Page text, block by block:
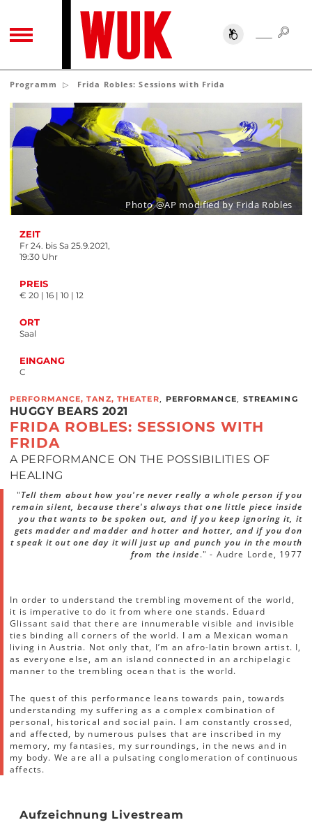
TOGGLE NAVIGATION SUCHE
Programm Frida Robles: Sessions with Frida
ZEIT
Fr 24. bis Sa 25.9.2021,
19:30 Uhr
PREIS
€ 20 | 16 | 10 | 12
ORT
Saal
EINGANG
C
Photo @AP modified by Frida Robles
PERFORMANCE, TANZ, THEATER, PERFORMANCE, STREAMING
HUGGY BEARS 2021
FRIDA ROBLES: SESSIONS WITH
FRIDA
A PERFORMANCE ON THE POSSIBILITIES OF
HEALING
"Tell them about how you're never really a whole person if you
remain silent, because there's always that one little piece inside
you that wants to be spoken out, and if you keep ignoring it, it
gets madder and madder and hotter and hotter, and if you don
t speak it out one day it will just up and punch you in the mouth
from the inside." - Audre Lorde, 1977
In order to understand the trembling movement of the world,
it is imperative to do it from where one stands. Eduard
Glissant said that there are innumerable visible and invisible
ties binding all corners of the world. I am a Mexican woman
living in Austria. Not only that, I’m an afro-latin brown artist. I,
as everyone else, am an island connected in an archipelagic
manner to the trembling ocean that is the world.
The quest of this performance leans towards pain, towards
understanding my suffering as a complex combination of
personal, historical and social pain. I am constantly crossed,
and affected, by numerous pulses that are inscribed in my
memory, my fantasies, my surroundings, in the news and in
my body. We are all a pulsating conglomeration of continuous
affects.
Aufzeichnung Livestream